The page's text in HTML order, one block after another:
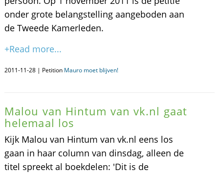
onder grote belangstelling aangeboden aan
de Tweede Kamerleden.
+Read more...
2011-11-28 | Petition Mauro moet blijven!
Malou van Hintum van vk.nl gaat
helemaal los
Kijk Malou van Hintum van vk.nl eens los
gaan in haar column van dinsdag, alleen de
titel spreekt al boekdelen: 'Dit is de